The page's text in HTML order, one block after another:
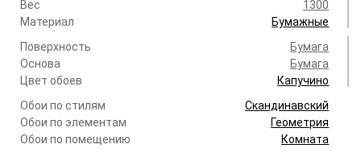
Вес
1300
Материал
Бумажные
Поверхность
Бумага
Основа
Бумага
Цвет обоев
Капучино
Обои по стилям
Скандинавский
Обои по элементам
Геометрия
Обои по помещению
Комната